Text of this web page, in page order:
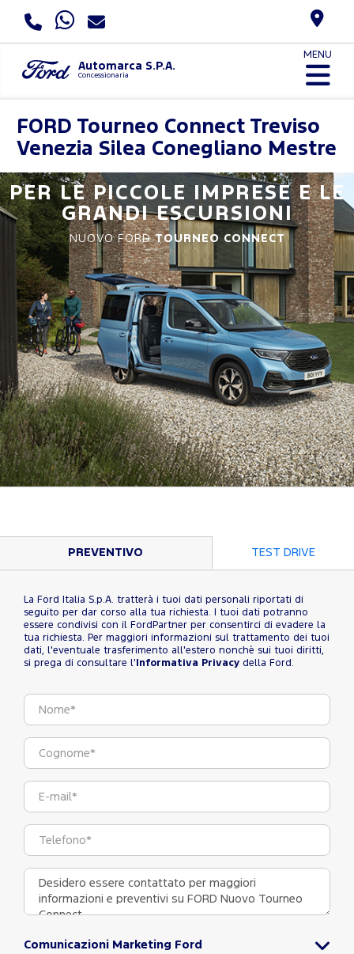
Automarca S.P.A.
Concessionaria
MENU
FORD Tourneo Connect Treviso
Venezia Silea Conegliano Mestre
PER LE PICCOLE IMPRESE E LE
GRANDI ESCURSIONI
NUOVO FORDTOURNEO CONNECT
PREVENTIVO TEST DRIVE
La Ford Italia S.p.A. tratterà i tuoi dati personali riportati di
seguito per dar corso alla tua richiesta. I tuoi dati potranno
essere condivisi con il FordPartner per consentirci di evadere la
tua richiesta. Per maggiori informazioni sul trattamento dei tuoi
dati, l'eventuale trasferimento all'estero nonchè sui tuoi diritti,
si prega di consultare l' Informativa Privacy della Ford.
Comunicazioni Marketing Ford